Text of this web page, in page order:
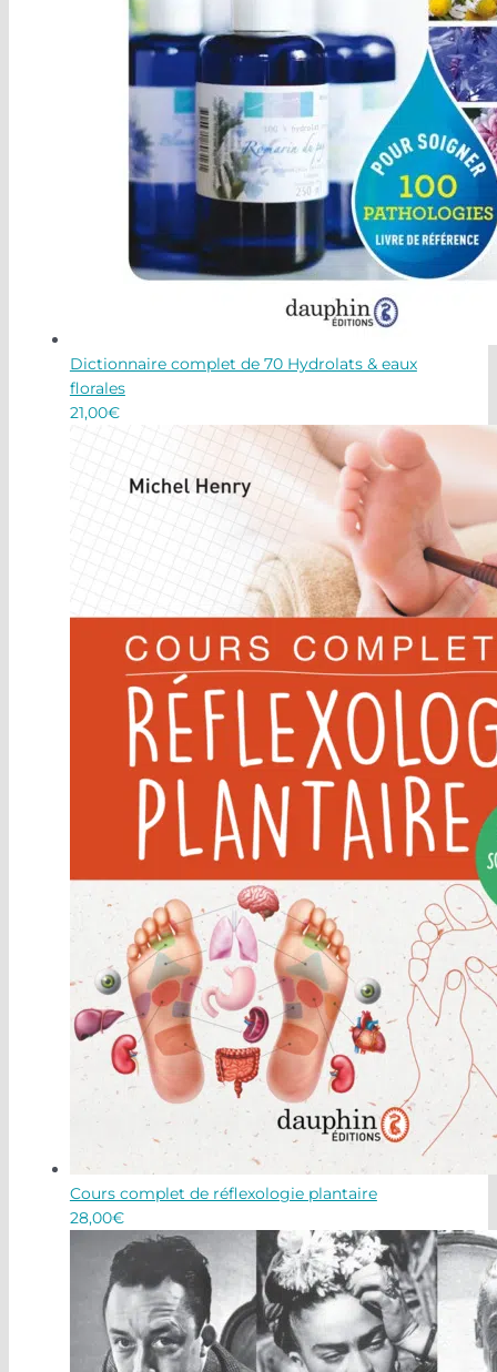
Dictionnaire complet de 70 Hydrolats & eaux
florales
21,00€
Cours complet de réflexologie plantaire
28,00€